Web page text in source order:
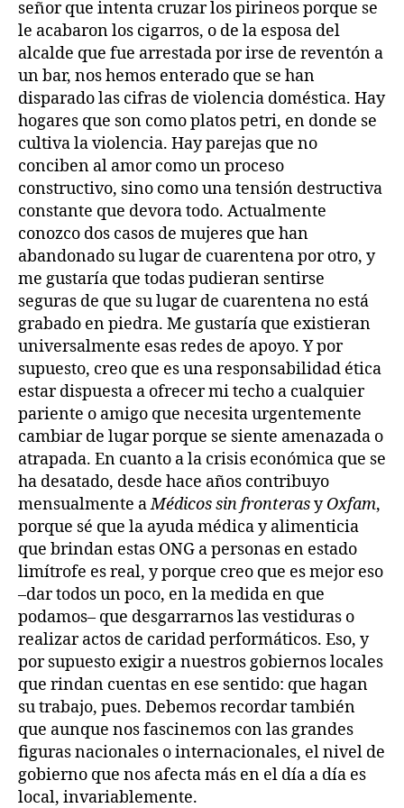
señor que intenta cruzar los pirineos porque se
le acabaron los cigarros, o de la esposa del
alcalde que fue arrestada por irse de reventón a
un bar, nos hemos enterado que se han
disparado las cifras de violencia doméstica. Hay
hogares que son como platos petri, en donde se
cultiva la violencia. Hay parejas que no
conciben al amor como un proceso
constructivo, sino como una tensión destructiva
constante que devora todo. Actualmente
conozco dos casos de mujeres que han
abandonado su lugar de cuarentena por otro, y
me gustaría que todas pudieran sentirse
seguras de que su lugar de cuarentena no está
grabado en piedra. Me gustaría que existieran
universalmente esas redes de apoyo. Y por
supuesto, creo que es una responsabilidad ética
estar dispuesta a ofrecer mi techo a cualquier
pariente o amigo que necesita urgentemente
cambiar de lugar porque se siente amenazada o
atrapada. En cuanto a la crisis económica que se
ha desatado, desde hace años contribuyo
mensualmente aMédicos sin fronterasyOxfam,
porque sé que la ayuda médica y alimenticia
que brindan estas ONG a personas en estado
limítrofe es real, y porque creo que es mejor eso
–dar todos un poco, en la medida en que
podamos– que desgarrarnos las vestiduras o
realizar actos de caridad performáticos. Eso, y
por supuesto exigir a nuestros gobiernos locales
que rindan cuentas en ese sentido: que hagan
su trabajo, pues. Debemos recordar también
que aunque nos fascinemos con las grandes
figuras nacionales o internacionales, el nivel de
gobierno que nos afecta más en el día a día es
local, invariablemente.